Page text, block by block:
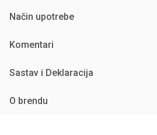
Način upotrebe
Komentari
Sastav i Deklaracija
O brendu